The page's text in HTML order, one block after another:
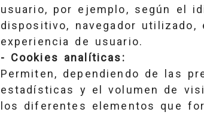
usuario, por ejemplo, según el
dispositivo, navegador
experiencia de usuario.
- Cookies analíticas:
Permiten, dependiendo de las
estadísticas y el volumen de
los diferentes elementos que